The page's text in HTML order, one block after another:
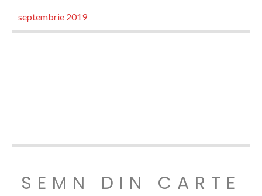
septembrie 2019
SEMN DIN CARTE